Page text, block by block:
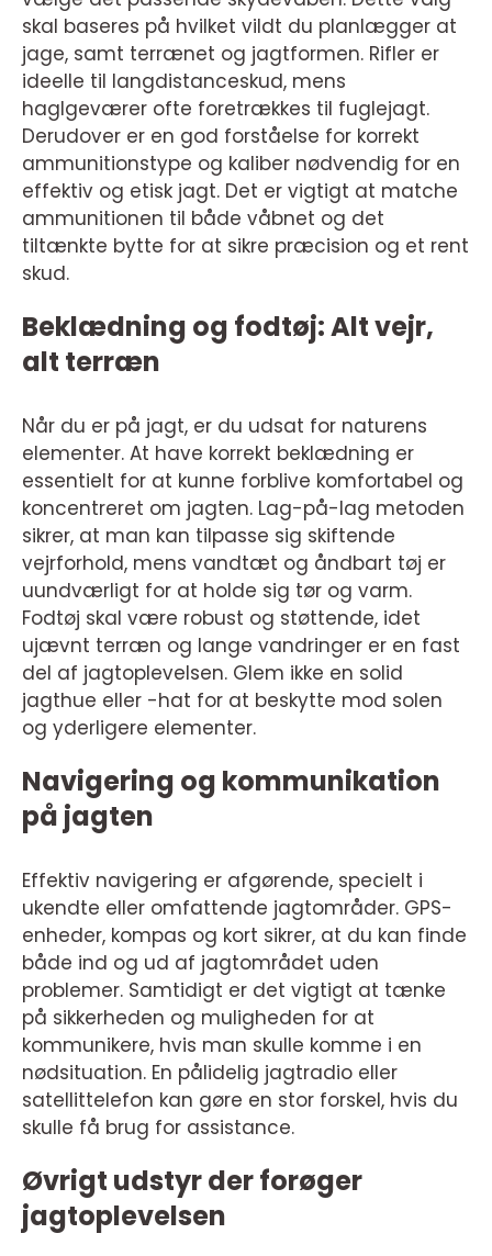
skal baseres på hvilket vildt du planlægger at
jage, samt terrænet og jagtformen. Rifler er
ideelle til langdistanceskud, mens
haglgeværer ofte foretrækkes til fuglejagt.
Derudover er en god forståelse for korrekt
ammunitionstype og kaliber nødvendig for en
effektiv og etisk jagt. Det er vigtigt at matche
ammunitionen til både våbnet og det
tiltænkte bytte for at sikre præcision og et rent
skud.
Beklædning og fodtøj: Alt vejr,
alt terræn
Når du er på jagt, er du udsat for naturens
elementer. At have korrekt beklædning er
essentielt for at kunne forblive komfortabel og
koncentreret om jagten. Lag-på-lag metoden
sikrer, at man kan tilpasse sig skiftende
vejrforhold, mens vandtæt og åndbart tøj er
uundværligt for at holde sig tør og varm.
Fodtøj skal være robust og støttende, idet
ujævnt terræn og lange vandringer er en fast
del af jagtoplevelsen. Glem ikke en solid
jagthue eller -hat for at beskytte mod solen
og yderligere elementer.
Navigering og kommunikation
på jagten
Effektiv navigering er afgørende, specielt i
ukendte eller omfattende jagtområder. GPS-
enheder, kompas og kort sikrer, at du kan finde
både ind og ud af jagtområdet uden
problemer. Samtidigt er det vigtigt at tænke
på sikkerheden og muligheden for at
kommunikere, hvis man skulle komme i en
nødsituation. En pålidelig jagtradio eller
satellittelefon kan gøre en stor forskel, hvis du
skulle få brug for assistance.
Øvrigt udstyr der forøger
jagtoplevelsen